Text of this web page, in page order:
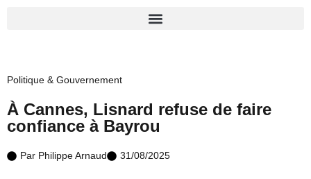
Politique & Gouvernement
À Cannes, Lisnard refuse de faire
confiance à Bayrou
Par Philippe Arnaud 31/08/2025